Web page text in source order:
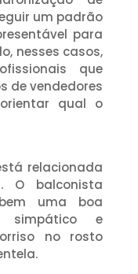
um padrão
para
nesses casos,
que
de vendedores
qual o
relacionada
O balconista
uma boa
simpático e
no rosto